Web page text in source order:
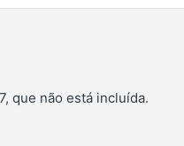
que não está incluída.